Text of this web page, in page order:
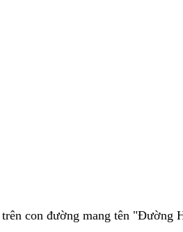
con đường mang tên "Đường